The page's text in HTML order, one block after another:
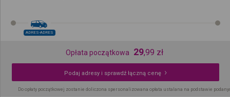
ADRES-ADRES
Opłata początkowa 29,99 zł
Podaj adresy i sprawdź łączną cenę
Do opłaty początkowej zostanie doliczona spersonalizowana opłata ustalana na podstawie